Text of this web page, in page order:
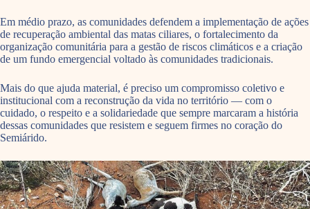
Em médio prazo, as comunidades defendem a implementação de ações
de recuperação ambiental das matas ciliares, o fortalecimento da
organização comunitária para a gestão de riscos climáticos e a criação
de um fundo emergencial voltado às comunidades tradicionais.
Mais do que ajuda material, é preciso um compromisso coletivo e
institucional com a reconstrução da vida no território — com o
cuidado, o respeito e a solidariedade que sempre marcaram a história
dessas comunidades que resistem e seguem firmes no coração do
Semiárido.